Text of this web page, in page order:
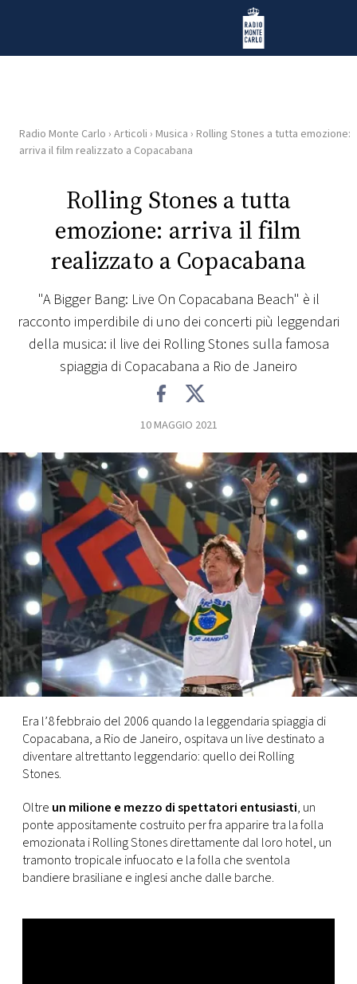
Radio Monte Carlo
HOME
RADIO
WEB
PLAYLIST
NEWS
EVENTI
VIDEO
TV
PRINCIPATO
DI
MONACO
CONSIGLIA
Radio Monte Carlo › Articoli › Musica › Rolling Stones a tutta emozione:
arriva il film realizzato a Copacabana
Rolling Stones a tutta
emozione: arriva il film
realizzato a Copacabana
"A Bigger Bang: Live On Copacabana Beach" è il
racconto imperdibile di uno dei concerti più leggendari
della musica: il live dei Rolling Stones sulla famosa
spiaggia di Copacabana a Rio de Janeiro
10 MAGGIO 2021
Era l’8 febbraio del 2006 quando la leggendaria spiaggia di
Copacabana, a Rio de Janeiro, ospitava un live destinato a
diventare altrettanto leggendario: quello dei Rolling
Stones.
Oltre un milione e mezzo di spettatori entusiasti, un
ponte appositamente costruito per fra apparire tra la folla
emozionata i Rolling Stones direttamente dal loro hotel, un
tramonto tropicale infuocato e la folla che sventola
bandiere brasiliane e inglesi anche dalle barche.